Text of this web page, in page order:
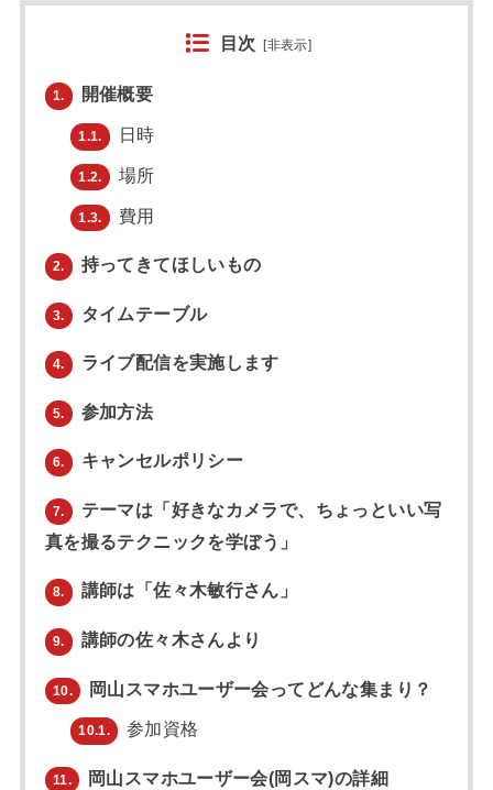
目次 [非表示]
1. 開催概要
1.1. 日時
1.2. 場所
1.3. 費用
2. 持ってきてほしいもの
3. タイムテーブル
4. ライブ配信を実施します
5. 参加方法
6. キャンセルポリシー
7.
テーマは「好きなカメラで、ちょっといい写
真を撮るテクニックを学ぼう」
8. 講師は「佐々木敏行さん」
9. 講師の佐々木さんより
10. 岡山スマホユーザー会ってどんな集まり？
10.1. 参加資格
11. 岡山スマホユーザー会(岡スマ)の詳細